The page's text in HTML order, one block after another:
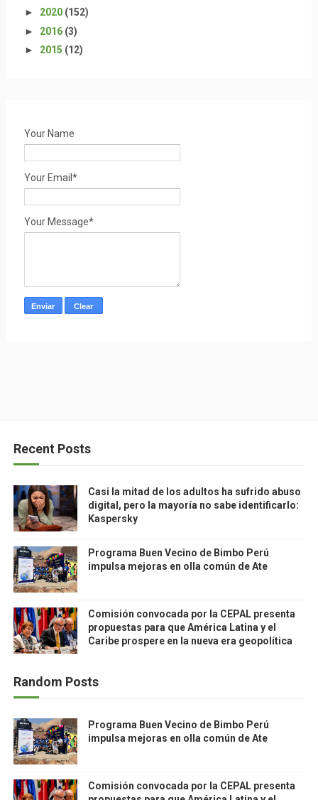
► 2020 (152)
► 2016 (3)
► 2015 (12)
Your Name
Your Email*
Your Message*
Recent Posts
Casi la mitad de los adultos ha sufrido abuso
digital, pero la mayoría no sabe identificarlo:
Kaspersky
Programa Buen Vecino de Bimbo Perú
impulsa mejoras en olla común de Ate
Comisión convocada por la CEPAL presenta
propuestas para que América Latina y el
Caribe prospere en la nueva era geopolítica
Random Posts
Programa Buen Vecino de Bimbo Perú
impulsa mejoras en olla común de Ate
Comisión convocada por la CEPAL presenta